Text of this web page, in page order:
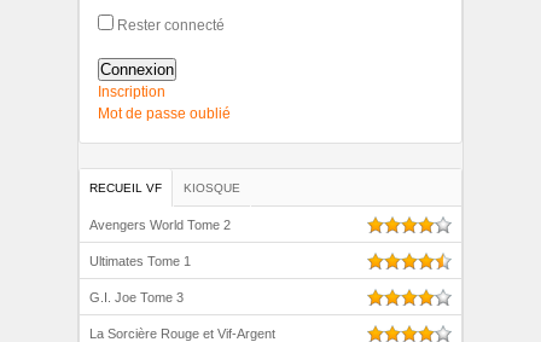
Rester connecté
Connexion
Inscription
Mot de passe oublié
RECUEIL VF KIOSQUE
Avengers World Tome 2
Ultimates Tome 1
G.I. Joe Tome 3
La Sorcière Rouge et Vif-Argent